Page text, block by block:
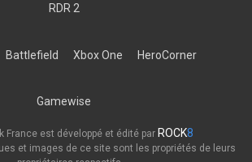
RDR 2
Battlefield Xbox One HeroCorner
Gamewise
France est développé et édité par ROCK8
et images de ce site sont les propriétés de leurs